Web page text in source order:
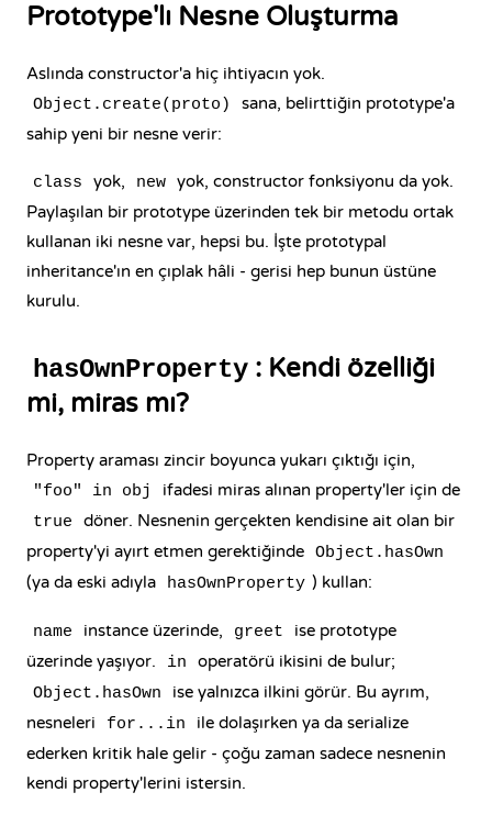
Prototype'lı Nesne Oluşturma
Aslında constructor'a hiç ihtiyacın yok.
Object.create(proto)
sana, belirttiğin prototype'a
sahip yeni bir nesne verir:
class yok, new yok, constructor fonksiyonu da yok.
Paylaşılan bir prototype üzerinden tek bir metodu ortak
kullanan iki nesne var, hepsi bu. İşte prototypal
inheritance'ın en çıplak hâli - gerisi hep bunun üstüne
kurulu.
hasOwnProperty : Kendi özelliği
mi, miras mı?
Property araması zincir boyunca yukarı çıktığı için,
"foo" in obj ifadesi miras alınan property'ler için de
true
döner. Nesnenin gerçekten kendisine ait olan bir
property'yi ayırt etmen gerektiğinde Object.hasOwn
(ya da eski adıyla hasOwnProperty ) kullan:
name instance üzerinde, greet
ise prototype
üzerinde yaşıyor.
in operatörü ikisini de bulur;
Object.hasOwn
ise yalnızca ilkini görür. Bu ayrım,
nesneleri
for...in
ile dolaşırken ya da serialize
ederken kritik hale gelir - çoğu zaman sadece nesnenin
kendi property'lerini istersin.